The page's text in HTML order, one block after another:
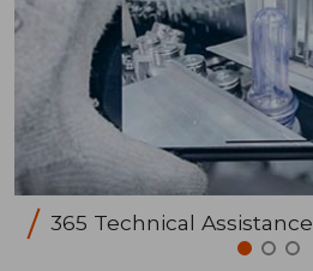
365 Technical Assistance